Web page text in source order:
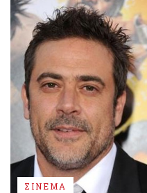
ΣΙΝΕΜΑ